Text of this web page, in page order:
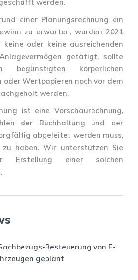
werden.
einer Planungsrechnung ein
zu erwarten, wurden 2021
oder keine ausreichenden
getätigt, sollte
körperlichen
Wertpapieren noch vor dem
werden.
ist eine Vorschaurechnung,
der Buchhaltung und der
abgeleitet werden muss,
haben. Wir unterstützen Sie
Erstellung einer solchen
Besteuerung von E-
geplant